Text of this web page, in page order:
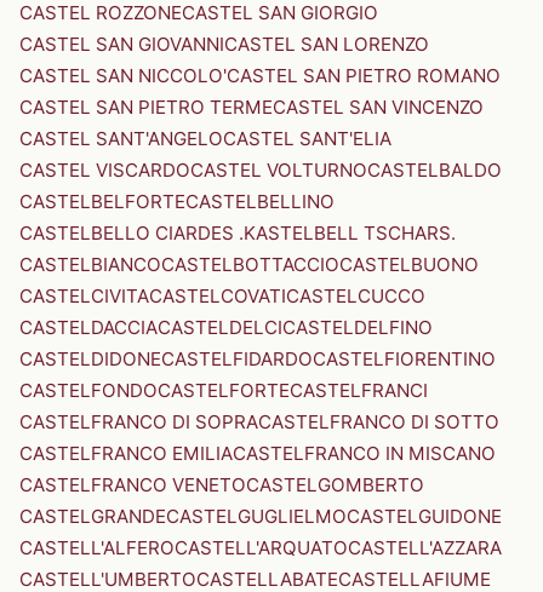
CASTEL ROZZONECASTEL SAN GIORGIO
CASTEL SAN GIOVANNICASTEL SAN LORENZO
CASTEL SAN NICCOLO'CASTEL SAN PIETRO ROMANO
CASTEL SAN PIETRO TERMECASTEL SAN VINCENZO
CASTEL SANT'ANGELOCASTEL SANT'ELIA
CASTEL VISCARDOCASTEL VOLTURNOCASTELBALDO
CASTELBELFORTECASTELBELLINO
CASTELBELLO CIARDES .KASTELBELL TSCHARS.
CASTELBIANCOCASTELBOTTACCIOCASTELBUONO
CASTELCIVITACASTELCOVATICASTELCUCCO
CASTELDACCIACASTELDELCICASTELDELFINO
CASTELDIDONECASTELFIDARDOCASTELFIORENTINO
CASTELFONDOCASTELFORTECASTELFRANCI
CASTELFRANCO DI SOPRACASTELFRANCO DI SOTTO
CASTELFRANCO EMILIACASTELFRANCO IN MISCANO
CASTELFRANCO VENETOCASTELGOMBERTO
CASTELGRANDECASTELGUGLIELMOCASTELGUIDONE
CASTELL'ALFEROCASTELL'ARQUATOCASTELL'AZZARA
CASTELL'UMBERTOCASTELLABATECASTELLAFIUME